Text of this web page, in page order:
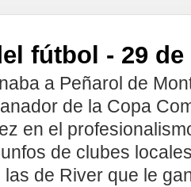
fútbol - 29
a Peñarol de
de la Copa
en el
de clubes
de River que le